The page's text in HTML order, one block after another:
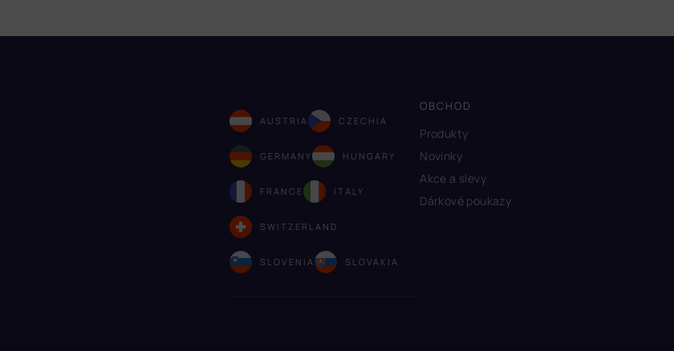
AUSTRIA CZECHIA
GERMANY HUNGARY
FRANCE ITALY
SWITZERLAND
SLOVENIA SLOVAKIA
OBCHOD
Produkty
Novinky
Akce a slevy
Dárkové poukazy